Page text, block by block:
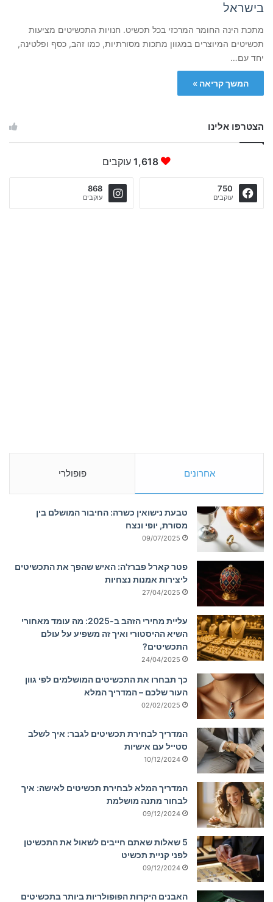
בישראל
מתכת הינה החומר המרכזי בכל תכשיט. חנויות התכשיטים מציעות
תכשיטים המיוצרים במגוון מתכות מסורתיות, כמו זהב, כסף ופלטינה,
יחד עם…
המשך קריאה »
הצטרפו אלינו
1,618 עוקבים
750
עוקבים
868
עוקבים
אחרונים פופולרי
טבעת נישואין כשרה: החיבור המושלם בין
מסורת, יופי ונצח
09/07/2025
פטר קארל פברז'ה: האיש שהפך את התכשיטים
ליצירות אמנות נצחיות
27/04/2025
עליית מחירי הזהב ב-2025: מה עומד מאחורי
השיא ההיסטורי ואיך זה משפיע על עולם
התכשיטים?
24/04/2025
כך תבחרו את התכשיטים המושלמים לפי גוון
העור שלכם – המדריך המלא
02/02/2025
המדריך לבחירת תכשיטים לגבר: איך לשלב
סטייל עם אישיות
10/12/2024
המדריך המלא לבחירת תכשיטים לאישה: איך
לבחור מתנה מושלמת
09/12/2024
5 שאלות שאתם חייבים לשאול את התכשיטן
לפני קניית תכשיט
09/12/2024
האבנים היקרות הפופולריות ביותר בתכשיטים